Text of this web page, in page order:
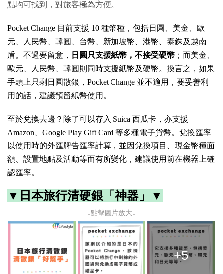
點均可找到，對旅客極為方便。
Pocket Change 目前支援 10 種幣種，包括日圓、美金、歐
元、人民幣、韓圓、台幣、新加坡幣、港幣、泰銖及越南
盾。不過要留意，
日圓只支援紙幣，不接受硬幣 ；而美金、
歐元、人民幣、韓圓則同時支援紙幣及硬幣。換言之，如果
手頭上只剩日圓散銀，Pocket Change 並不適用，要妥善利
用的話，建議預留紙幣使用。
至於兌換去邊？除了可以存入 Suica 西瓜卡，亦支援
Amazon、Google Play Gift Card 等多種電子貨幣。兌換匯率
以使用時的外匯牌告匯率計算，並因兌換項目、現金幣種面
額、設置地點及活動等而有所變化，建議使用前在機器上確
認匯率。
▼日本旅行清硬銀「神器」▼
↓點擊圖片放大↓
+5